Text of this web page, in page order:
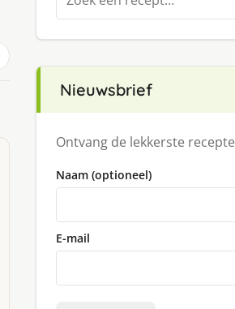
naar:
Nieuwsbrief
Ontvang de lekkerste
Naam (optioneel)
E-mail